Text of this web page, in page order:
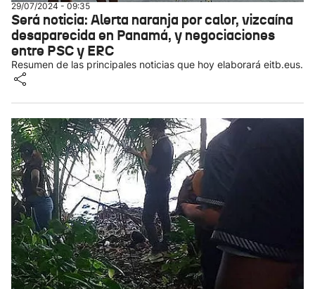
29/07/2024 - 09:35
Será noticia: Alerta naranja por calor, vizcaína
desaparecida en Panamá, y negociaciones
entre PSC y ERC
Resumen de las principales noticias que hoy elaborará eitb.eus.